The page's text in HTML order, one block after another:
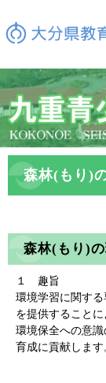
森林(もり)
森林(もり)
１ 趣旨
環境学習に関す
を提供すること
環境保全への意
育成に貢献します